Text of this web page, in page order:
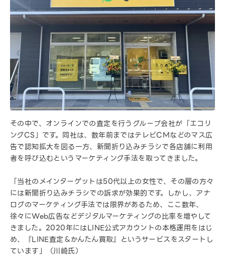
その中で、オンラインでの査定を行うグループ会社が「エコリ
ングCS」です。同社は、数年前まではテレビCMなどのマス広
告で認知拡大を図る一方、新聞折り込みチラシで各店舗に利用
者を呼び込むというマーケティング手法を取ってきました。
「当社のメインターゲットは50代以上の女性で、その層の方々
には新聞折り込みチラシでの訴求が効果的です。しかし、アナ
ログのマーケティング手法では限界があるため、ここ数年、
徐々にWeb広告などデジタルマーケティングの比率を増やして
きました。2020年にはLINE公式アカウントの本格運用をはじ
め、『LINE査定＆かんたん買取』というサービスをスタートし
ています」（川崎氏）